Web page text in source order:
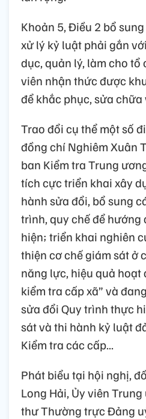
Khoản 5, Điều 2 bổ
xử lý kỷ luật phải gắn
dục, quản lý, làm cho tổ
viên nhận thức được
để khắc phục, sửa chữa
Trao đổi cụ thể một số
đồng chí Nghiêm Xuân
ban Kiểm tra Trung
tích cực triển khai xây
hành sửa đổi, bổ sung
trình, quy chế để hướng
hiện; triển khai nghiên
thiện cơ chế giám sát ở
năng lực, hiệu quả hoạt
kiểm tra cấp xã” và
sửa đổi Quy trình thực
sát và thi hành kỷ luật
Kiểm tra các cấp...
Phát biểu tại hội nghị,
Long Hải, Ủy viên
thư Thường trực Đảng